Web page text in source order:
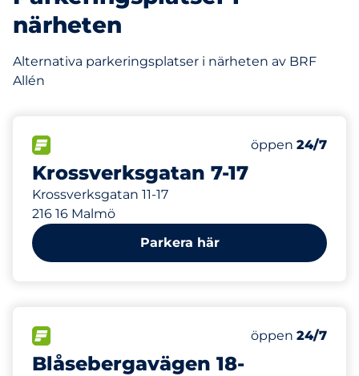
närheten
Alternativa parkeringsplatser i närheten av BRF
Allén
Krossverksgatan 7-17
Krossverksgatan 11-17
216 16 Malmö
Antal
Totalt antal
Lördag
öppen 24/7
364 m
Parkera här
Blåsebergavägen 18-
Antal
Electric Car
Lördag
öppen 24/7
863 m